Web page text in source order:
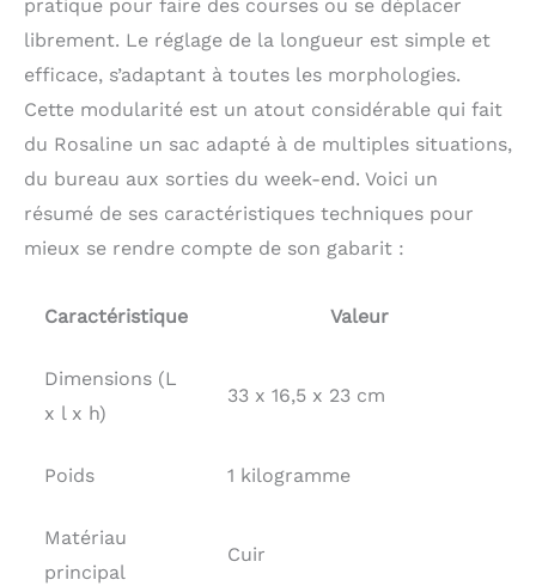
pratique pour faire des courses ou se déplacer
librement. Le réglage de la longueur est simple et
efficace, s’adaptant à toutes les morphologies.
Cette modularité est un atout considérable qui fait
du Rosaline un sac adapté à de multiples situations,
du bureau aux sorties du week-end. Voici un
résumé de ses caractéristiques techniques pour
mieux se rendre compte de son gabarit :
Caractéristique Valeur
Dimensions (L
x l x h)
33 x 16,5 x 23 cm
Poids 1 kilogramme
Matériau
principal
Cuir